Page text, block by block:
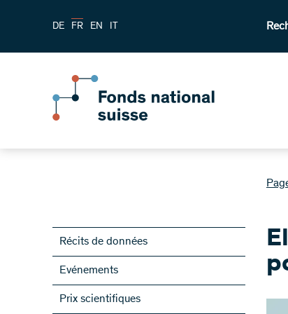
DE FR EN IT
Récits de données
Evénements
Prix scientifiques